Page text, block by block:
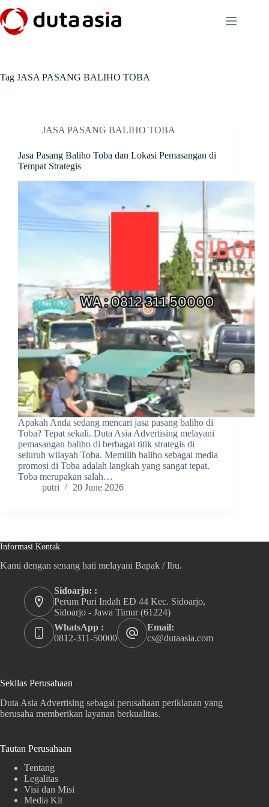
to
content
Tag JASA PASANG BALIHO TOBA
JASA PASANG BALIHO TOBA
Jasa Pasang Baliho Toba dan Lokasi Pemasangan di
Tempat Strategis
Apakah Anda sedang mencari jasa pasang baliho di
Toba? Tepat sekali. Duta Asia Advertising melayani
pemasangan baliho di berbagai titik strategis di
seluruh wilayah Toba. Memilih baliho sebagai media
promosi di Toba adalah langkah yang sangat tepat.
Toba merupakan salah…
putri
20 June 2026
Informasi Kontak
Kami dengan senang hati melayani Bapak / Ibu.
Sidoarjo: :
Perum Puri Indah ED 44 Kec. Sidoarjo,
Sidoarjo - Jawa Timur (61224)
WhatsApp :
0812-311-50000
Email:
cs@dutaasia.com
Sekilas Perusahaan
Duta Asia Advertising sebagai perusahaan periklanan yang
berusaha memberikan layanan berkualitas.
Tautan Perusahaan
Tentang
Legalitas
Visi dan Misi
Media Kit